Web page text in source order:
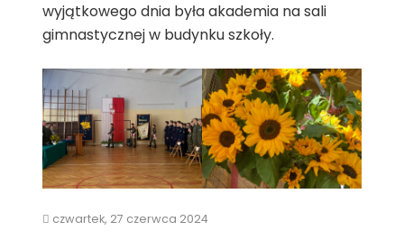
wyjątkowego dnia była akademia na sali
gimnastycznej w budynku szkoły.
czwartek, 27 czerwca 2024